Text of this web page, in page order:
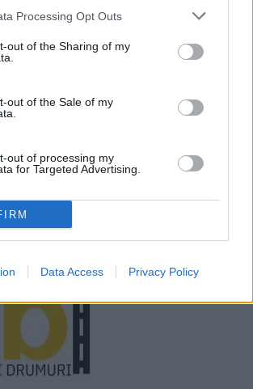
Processing Opt Outs
out of the Sharing of my
out of the Sale of my
out of processing my
for Targeted Advertising.
Data Access Privacy Policy